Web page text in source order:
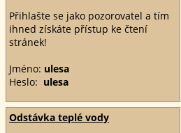
Přihlašte se jako pozorovatel a tím
ihned získáte přístup ke čtení
stránek!
Jméno: ulesa
Heslo: ulesa
Odstávka teplé vody